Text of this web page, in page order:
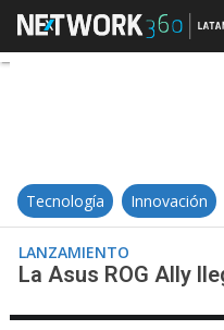
La
Tecnología Innovación
LANZAMIENTO
La Asus ROG Ally